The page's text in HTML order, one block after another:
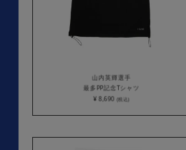
山内英輝選手
最多PP記念Tシャツ
¥ 8,690 (税込)